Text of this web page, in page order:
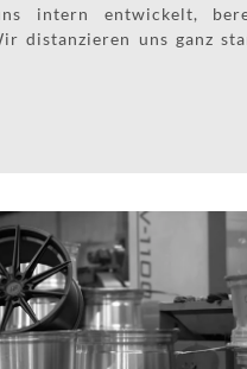
intern entwickelt,
distanzieren uns ganz
weltweit Patentiert und